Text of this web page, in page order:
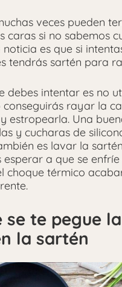
veces pueden
caras si no sabemos
noticia es que si
tendrás sartén para
debes intentar es no
conseguirás rayar la
estropearla. Una
y cucharas de
es lavar la
esperar a que se
choque térmico
se te pegue la
la sartén